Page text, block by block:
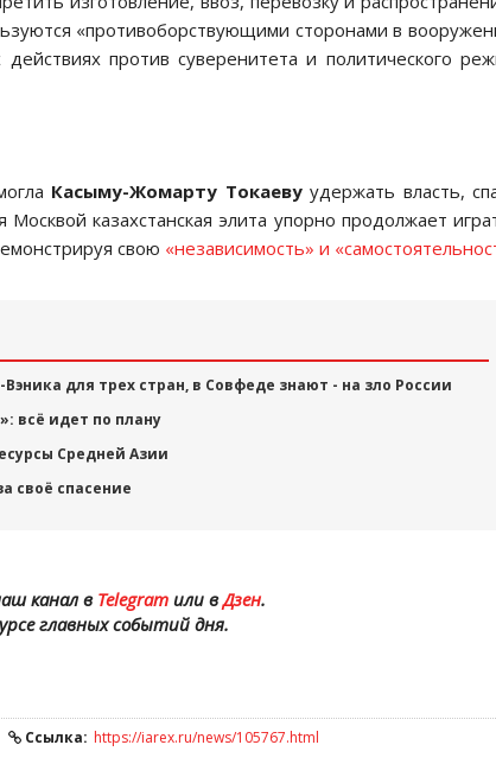
«противоборствующими сторонами в
против суверенитета и политического
Касыму-Жомарту Токаевуудержать власть,
казахстанская элита упорно продолжает
свою «независимость» и
для трех стран, в Совфеде знают - на зло России
всё идет по плану
Средней Азии
своё спасение
канал в Telegramили вДзен.
главных событий дня.
Ссылка: https://iarex.ru/news/105767.html